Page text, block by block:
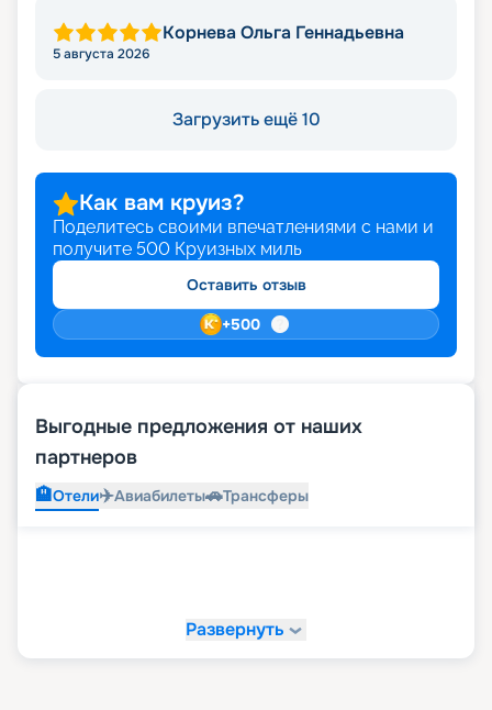
Корнева Ольга Геннадьевна
5 августа 2026
Загрузить ещё 10
Как вам круиз?
Поделитесь своими впечатлениями с нами и
получите 500 Круизных миль
Оставить отзыв
+500
Выгодные предложения от наших
партнеров
🏨Отели✈️Авиабилеты🚗Трансферы
Развернуть